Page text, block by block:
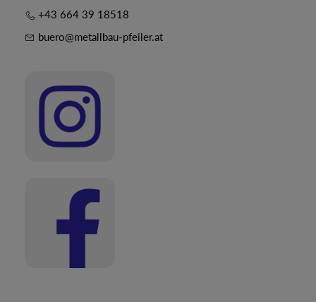
+43 664 39 18518
buero@metallbau-pfeiler.at